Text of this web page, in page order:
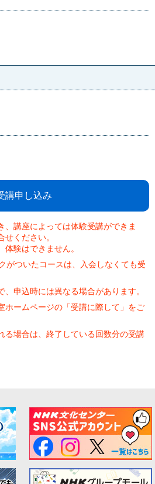
講申し込み
、講座によっては体験受講ができま
ください。
験はできません。
がついたコースは、入会しなくても受
申込時には異なる場合があります。
ホームページの「受講に際して」をご
る場合は、終了している回数分の受講